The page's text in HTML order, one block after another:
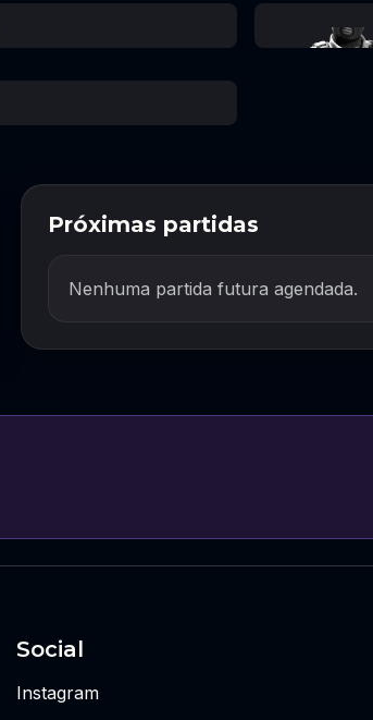
Próximas partidas
Nenhuma partida futura agendada.
Social
Instagram